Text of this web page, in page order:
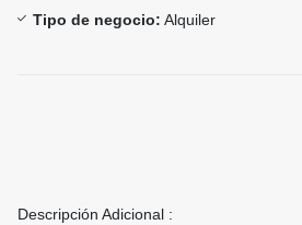
Tipo de negocio: Alquiler
Descripción Adicional :